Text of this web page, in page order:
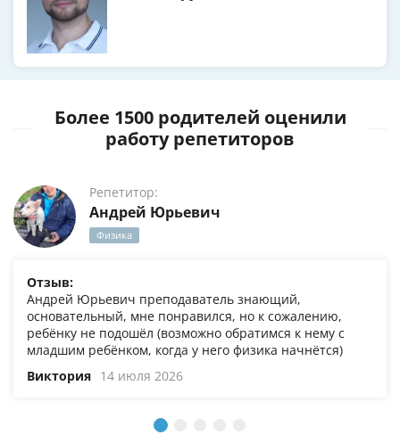
Более 1500 родителей оценили
работу репетиторов
Репетитор:
Андрей Юрьевич
Физика
Отзыв:
Андрей Юрьевич преподаватель знающий,
основательный, мне понравился, но к сожалению,
ребёнку не подошёл (возможно обратимся к нему с
младшим ребёнком, когда у него физика начнётся)
Виктория 14 июля 2026